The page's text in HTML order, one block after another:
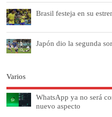
Brasil festeja en su
Japón dio la segunda
Varios
WhatsApp ya no será
nuevo aspecto